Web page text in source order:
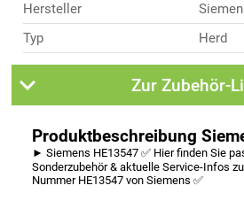
Hersteller
Typ
Herd
Zur Zubehör-
Produktbeschreibung
► Siemens HE13547 ✅ Hier finden Sie
Sonderzubehör & aktuelle Service-Infos
Nummer HE13547 von Siemens ✅